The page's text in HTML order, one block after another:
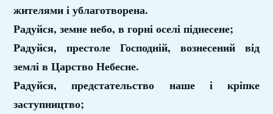
жителями і ублаготворена.
Радуйся, земне небо, в горні оселі піднесене;
Радуйся, престоле Господній, вознесений від
землі в Царство Небесне.
Радуйся, предстательство наше і кріпке
заступництво;